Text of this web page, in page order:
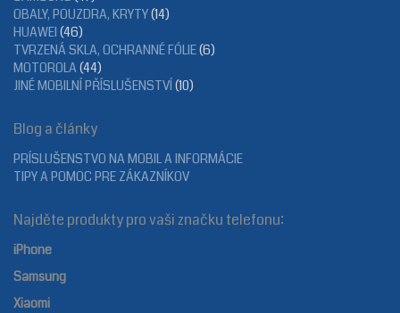
OBALY, POUZDRA, KRYTY(14)
HUAWEI (46)
TVRZENÁ SKLA, OCHRANNÉ FÓLIE(6)
MOTOROLA(44)
JINÉ MOBILNÍ PŘÍSLUŠENSTVÍ(10)
Blog a články
PRÍSLUŠENSTVO NA MOBIL A INFORMÁCIE
TIPY A POMOC PRE ZÁKAZNÍKOV
Najděte produkty pro vaši značku telefonu:
iPhone
Samsung
Xiaomi